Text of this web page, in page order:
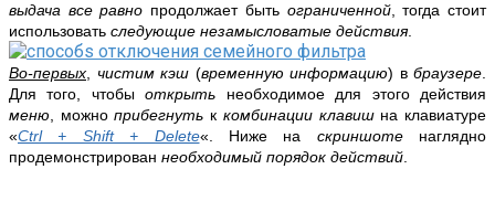
выдача все равно продолжает быть ограниченной, тогда стоит
использовать следующие незамысловатые действия.
Во-первых, чистим кэш (временную информацию) в браузере.
Для того, чтобыоткрыть необходимое для этого действия
меню, можноприбегнуть к комбинации клавиш на клавиатуре
«Ctrl + Shift + Delete«. Ниже на скриншоте наглядно
продемонстрирован необходимый порядок действий.